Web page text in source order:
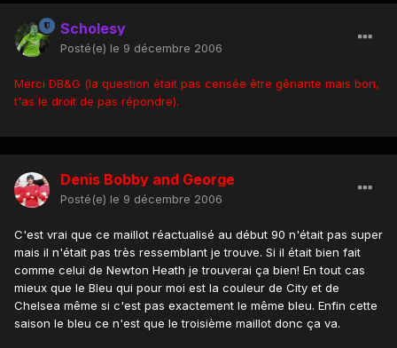
Scholesy
Posté(e) le 9 décembre 2006
Merci DB&G (la question était pas censée être gênante mais bon,
t'as le droit de pas répondre).
Denis Bobby and George
Posté(e) le 9 décembre 2006
C'est vrai que ce maillot réactualisé au début 90 n'était pas super
mais il n'était pas très ressemblant je trouve. Si il était bien fait
comme celui de Newton Heath je trouverai ça bien! En tout cas
mieux que le Bleu qui pour moi est la couleur de City et de
Chelsea même si c'est pas exactement le même bleu. Enfin cette
saison le bleu ce n'est que le troisième maillot donc ça va.